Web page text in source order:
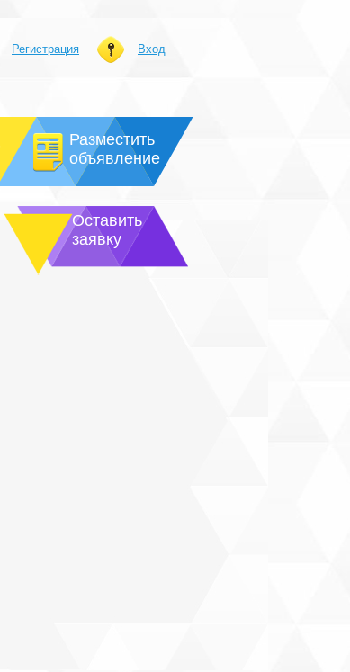
Вход
Регистрация
Разместить
объявление
Оставить
заявку